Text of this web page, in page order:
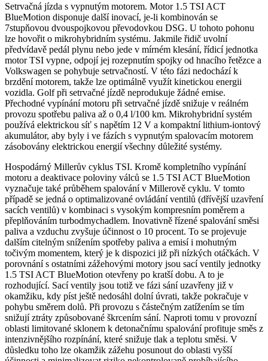
Setrvačná jízda s vypnutým motorem. Motor 1.5 TSI ACT
BlueMotion disponuje další inovací, je-li kombinován se
7stupňovou dvouspojkovou převodovkou DSG. U tohoto pohonu
lze hovořit o mikrohybridním systému. Jakmile řidič uvolní
předvídavě pedál plynu nebo jede v mírném klesání, řídicí jednotka
motor TSI vypne, odpojí jej rozepnutím spojky od hnacího řetězce a
Volkswagen se pohybuje setrvačností. V této fázi nedochází k
brzdění motorem, takže lze optimálně využít kinetickou energii
vozidla. Golf při setrvačné jízdě neprodukuje žádné emise.
Přechodné vypínání motoru při setrvačné jízdě snižuje v reálném
provozu spotřebu paliva až o 0,4 l/100 km. Mikrohybridní systém
používá elektrickou síť s napětím 12 V a kompaktní lithium-iontový
akumulátor, aby byly i ve fázích s vypnutým spalovacím motorem
zásobovány elektrickou energií všechny důležité systémy.
Hospodárný Millerův cyklus TSI. Kromě kompletního vypínání
motoru a deaktivace poloviny válců se 1.5 TSI ACT BlueMotion
vyznačuje také průběhem spalování v Millerově cyklu. V tomto
případě se jedná o optimalizované ovládání ventilů (dřívější uzavření
sacích ventilů) v kombinaci s vysokým kompresním poměrem a
přeplňováním turbodmychadlem. Inovativně řízené spalování směsi
paliva a vzduchu zvyšuje účinnost o 10 procent. To se projevuje
dalším citelným snížením spotřeby paliva a emisí i mohutným
točivým momentem, který je k dispozici již při nízkých otáčkách. V
porovnání s ostatními zážehovými motory jsou sací ventily jednotky
1.5 TSI ACT BlueMotion otevřeny po kratší dobu. A to je
rozhodující. Sací ventily jsou totiž ve fázi sání uzavřeny již v
okamžiku, kdy píst ještě nedosáhl dolní úvrati, takže pokračuje v
pohybu směrem dolů. Při provozu s částečným zatížením se tím
snižují ztráty způsobované škrcením sání. Naproti tomu v provozní
oblasti limitované sklonem k detonačnímu spalování profituje směs z
intenzivnějšího rozpínání, které snižuje tlak a teplotu směsi. V
důsledku toho lze okamžik zážehu posunout do oblasti vyšší